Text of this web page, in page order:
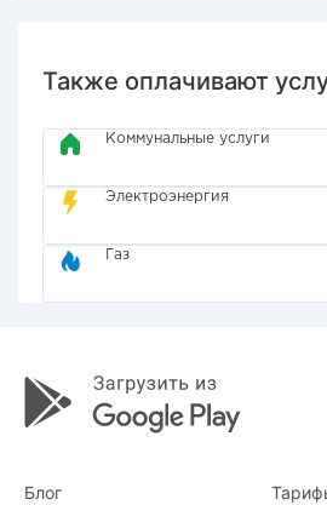
Также оплачивают
Коммунальные услуги
Электроэнергия
Газ
Блог